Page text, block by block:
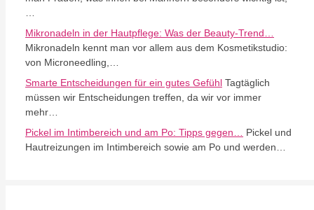
Mikronadeln in der Hautpflege: Was der Beauty-Trend…
Mikronadeln kennt man vor allem aus dem Kosmetikstudio:
von Microneedling,…
Smarte Entscheidungen für ein gutes Gefühl Tagtäglich
müssen wir Entscheidungen treffen, da wir vor immer
mehr…
Pickel im Intimbereich und am Po: Tipps gegen…
Pickel und
Hautreizungen im Intimbereich sowie am Po und werden…